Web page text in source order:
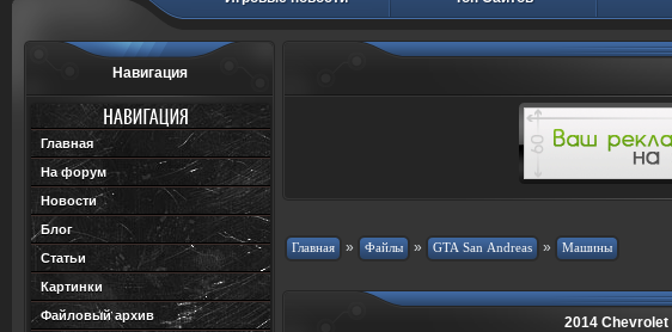
Навигация
Главная
На форум
Новости
Блог
Статьи
Картинки
Файловый архив
» » »
2014